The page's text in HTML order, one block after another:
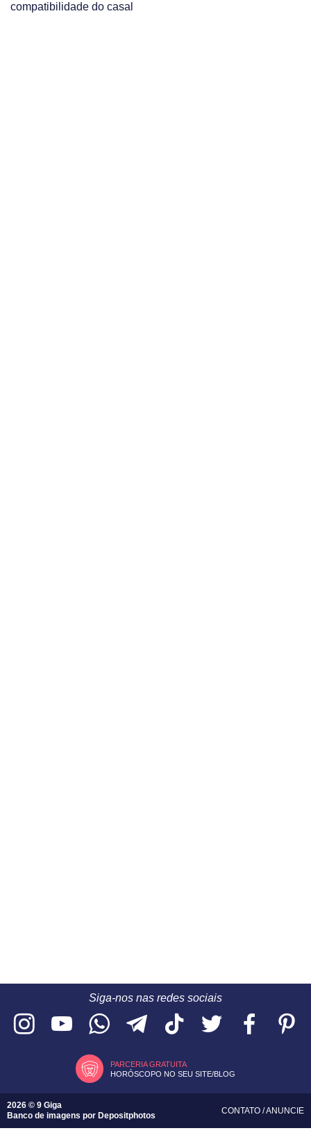
compatibilidade do casal
Siga-nos nas redes sociais
PARCERIA GRATUITA
HORÓSCOPO NO SEU SITE/BLOG
2026 © 9 Giga
Banco de imagens por Depositphotos
CONTATO /ANUNCIE